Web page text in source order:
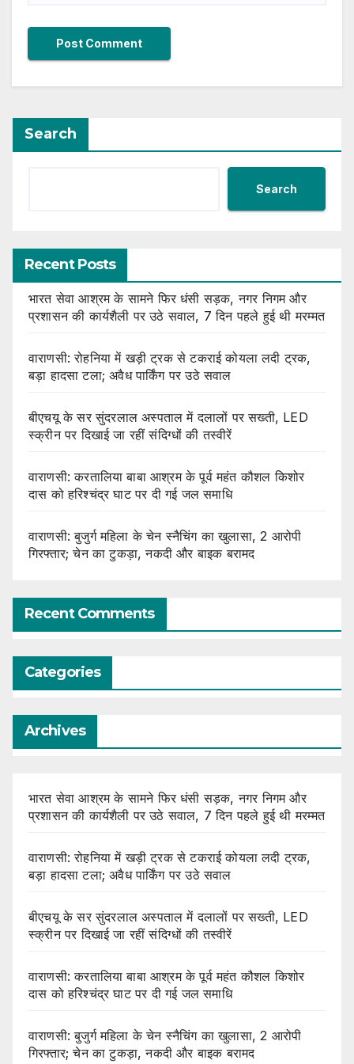
Search
Search
Recent Posts
भारत सेवा आश्रम के सामने फिर धंसी सड़क, नगर निगम और
प्रशासन की कार्यशैली पर उठे सवाल, 7 दिन पहले हुई थी मरम्मत
वाराणसी: रोहनिया में खड़ी ट्रक से टकराई कोयला लदी ट्रक,
बड़ा हादसा टला; अवैध पार्किंग पर उठे सवाल
बीएचयू के सर सुंदरलाल अस्पताल में दलालों पर सख्ती, LED
स्क्रीन पर दिखाई जा रहीं संदिग्धों की तस्वीरें
वाराणसी: करतालिया बाबा आश्रम के पूर्व महंत कौशल किशोर
दास को हरिश्चंद्र घाट पर दी गई जल समाधि
वाराणसी: बुजुर्ग महिला के चेन स्नैचिंग का खुलासा, 2 आरोपी
गिरफ्तार; चेन का टुकड़ा, नकदी और बाइक बरामद
Recent Comments
Categories
Archives
भारत सेवा आश्रम के सामने फिर धंसी सड़क, नगर निगम और
प्रशासन की कार्यशैली पर उठे सवाल, 7 दिन पहले हुई थी मरम्मत
वाराणसी: रोहनिया में खड़ी ट्रक से टकराई कोयला लदी ट्रक,
बड़ा हादसा टला; अवैध पार्किंग पर उठे सवाल
बीएचयू के सर सुंदरलाल अस्पताल में दलालों पर सख्ती, LED
स्क्रीन पर दिखाई जा रहीं संदिग्धों की तस्वीरें
वाराणसी: करतालिया बाबा आश्रम के पूर्व महंत कौशल किशोर
दास को हरिश्चंद्र घाट पर दी गई जल समाधि
वाराणसी: बुजुर्ग महिला के चेन स्नैचिंग का खुलासा, 2 आरोपी
गिरफ्तार; चेन का टुकड़ा, नकदी और बाइक बरामद